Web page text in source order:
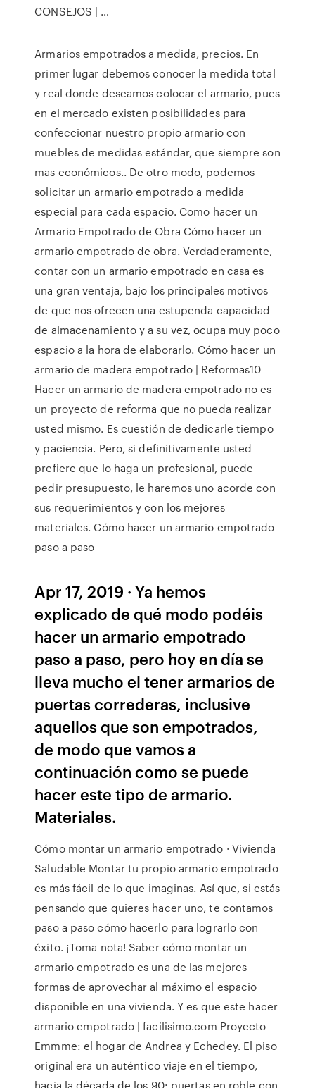
CONSEJOS | …
Armarios empotrados a medida, precios. En
primer lugar debemos conocer la medida total
y real donde deseamos colocar el armario, pues
en el mercado existen posibilidades para
confeccionar nuestro propio armario con
muebles de medidas estándar, que siempre son
mas económicos.. De otro modo, podemos
solicitar un armario empotrado a medida
especial para cada espacio. Como hacer un
Armario Empotrado de Obra Cómo hacer un
armario empotrado de obra. Verdaderamente,
contar con un armario empotrado en casa es
una gran ventaja, bajo los principales motivos
de que nos ofrecen una estupenda capacidad
de almacenamiento y a su vez, ocupa muy poco
espacio a la hora de elaborarlo. Cómo hacer un
armario de madera empotrado | Reformas10
Hacer un armario de madera empotrado no es
un proyecto de reforma que no pueda realizar
usted mismo. Es cuestión de dedicarle tiempo
y paciencia. Pero, si definitivamente usted
prefiere que lo haga un profesional, puede
pedir presupuesto, le haremos uno acorde con
sus requerimientos y con los mejores
materiales. Cómo hacer un armario empotrado
paso a paso
Apr 17, 2019 · Ya hemos
explicado de qué modo podéis
hacer un armario empotrado
paso a paso, pero hoy en día se
lleva mucho el tener armarios de
puertas correderas, inclusive
aquellos que son empotrados,
de modo que vamos a
continuación como se puede
hacer este tipo de armario.
Materiales.
Cómo montar un armario empotrado · Vivienda
Saludable Montar tu propio armario empotrado
es más fácil de lo que imaginas. Así que, si estás
pensando que quieres hacer uno, te contamos
paso a paso cómo hacerlo para lograrlo con
éxito. ¡Toma nota! Saber cómo montar un
armario empotrado es una de las mejores
formas de aprovechar al máximo el espacio
disponible en una vivienda. Y es que este hacer
armario empotrado | facilisimo.com Proyecto
Emmme: el hogar de Andrea y Echedey. El piso
original era un auténtico viaje en el tiempo,
hacia la década de los 90: puertas en roble con